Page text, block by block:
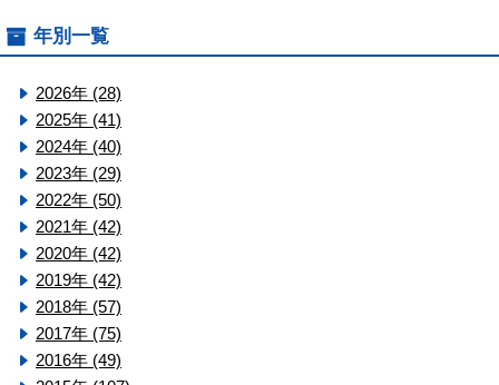
年別一覧
2026年 (28)
2025年 (41)
2024年 (40)
2023年 (29)
2022年 (50)
2021年 (42)
2020年 (42)
2019年 (42)
2018年 (57)
2017年 (75)
2016年 (49)